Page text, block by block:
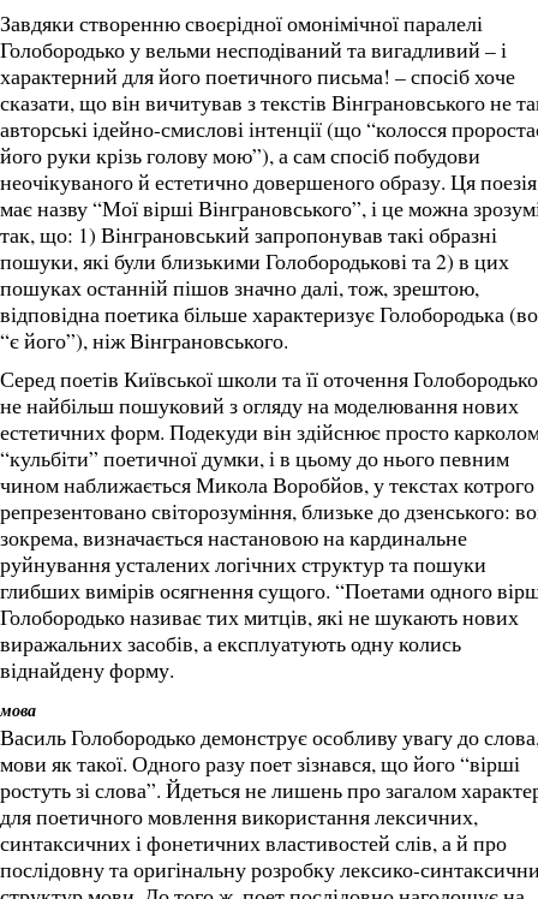
Завдяки створенню своєрідної омонімічної паралелі
Голобородько у вельми несподіваний та вигадливий – і
характерний для його поетичного письма! – спосіб хоче
сказати, що він вичитував з текстів Вінграновського не
авторські ідейно-смислові інтенції (що “колосся
його руки крізь голову мою”), а сам спосіб побудови
неочікуваного й естетично довершеного образу. Ця поезія
має назву “Мої вірші Вінграновського”, і це можна
так, що: 1) Вінграновський запропонував такі образні
пошуки, які були близькими Голобородькові та 2) в цих
пошуках останній пішов значно далі, тож, зрештою,
відповідна поетика більше характеризує Голобородька
“є його”), ніж Вінграновського.
Серед поетів Київської школи та її оточення
не найбільш пошуковий з огляду на моделювання нових
естетичних форм. Подекуди він здійснює просто
“кульбіти” поетичної думки, і в цьому до нього певним
чином наближається Микола Воробйов, у текстах котрого
репрезентовано світорозуміння, близьке до дзенського:
зокрема, визначається настановою на кардинальне
руйнування усталених логічних структур та пошуки
глибших вимірів осягнення сущого. “Поетами одного
Голобородько називає тих митців, які не шукають нових
виражальних засобів, а експлуатують одну колись
віднайдену форму.
мова
Василь Голобородько демонструє особливу увагу до
мови як такої. Одного разу поет зізнався, що його “вірші
ростуть зі слова”. Йдеться не лишень про загалом
для поетичного мовлення використання лексичних,
синтаксичних і фонетичних властивостей слів, а й про
послідовну та оригінальну розробку лексико-